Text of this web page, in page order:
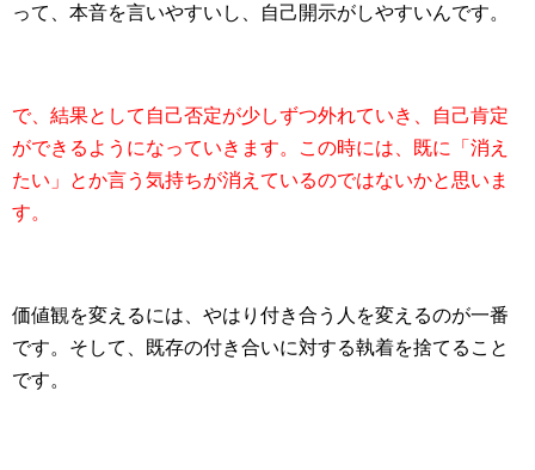
って、本音を言いやすいし、自己開示がしやすいんです。
で、結果として自己否定が少しずつ外れていき、自己肯定
ができるようになっていきます。この時には、既に「消え
たい」とか言う気持ちが消えているのではないかと思いま
す。
価値観を変えるには、やはり付き合う人を変えるのが一番
です。そして、既存の付き合いに対する執着を捨てること
です。